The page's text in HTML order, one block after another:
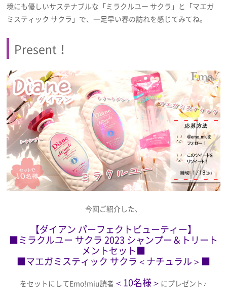
境にも優しいサステナブルな「ミラクルユー サクラ」と「マエガ
ミスティック サクラ」で、一足早い春の訪れを感じてみてね。
Present！
今回ご紹介した、
【ダイアン パーフェクトビューティー】
■ミラクルユー サクラ 2023 シャンプー＆トリート
メントセット■
■マエガミスティック サクラ＜ナチュラル＞■
をセットにしてEmo!miu読者 ＜10名様＞ にプレゼント♪